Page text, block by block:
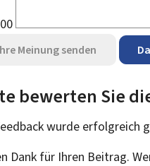
Meinung senden
bewerten Sie
wurde erfolgreich
Dank für Ihren Beitrag.